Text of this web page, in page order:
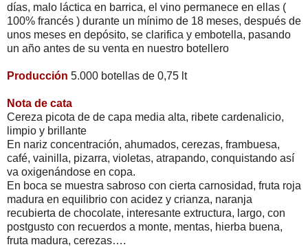
días, malo láctica en barrica, el vino permanece en ellas (
100% francés ) durante un mínimo de 18 meses, después de
unos meses en depósito, se clarifica y embotella, pasando
un año antes de su venta en nuestro botellero
Producción 5.000 botellas de 0,75 lt
Nota de cata
Cereza picota de de capa media alta, ribete cardenalicio,
limpio y brillante
En nariz concentración, ahumados, cerezas, frambuesa,
café, vainilla, pizarra, violetas, atrapando, conquistando así
va oxigenándose en copa.
En boca se muestra sabroso con cierta carnosidad, fruta roja
madura en equilibrio con acidez y crianza, naranja
recubierta de chocolate, interesante extructura, largo, con
postgusto con recuerdos a monte, mentas, hierba buena,
fruta madura, cerezas….